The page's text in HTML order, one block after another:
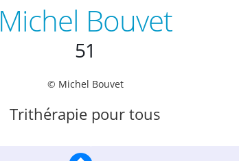
Michel Bouvet
51
© Michel Bouvet
Trithérapie pour tous